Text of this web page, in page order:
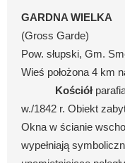
GARDNA WIELKA
(Gross Garde)
Pow. słupski, Gm.
Wieś położona 4 km
Kościół
w./1842 r. Obiekt
Okna w ścianie
wypełniają